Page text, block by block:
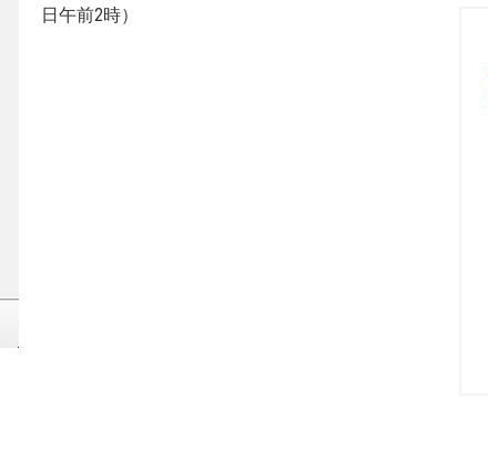
日午前2時）